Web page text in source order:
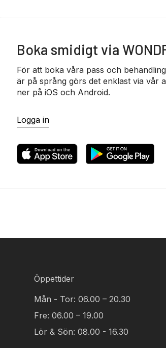
Boka smidigt via
För att boka våra pass och
är på språng görs det enklast via vår
ner på iOS och Android.
Logga in
Öppettider
Mån - Tor: 06.00 – 20.30
Fre: 06.00 – 19.00
Lör & Sön: 08.00 - 16.30